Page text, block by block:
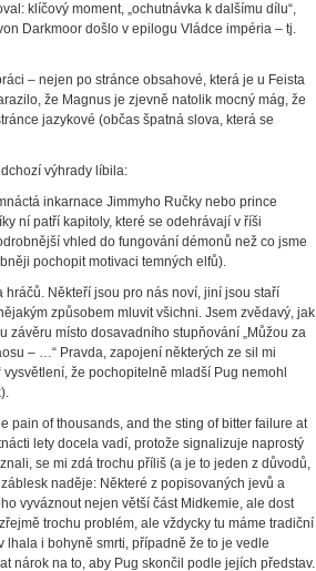
klíčový moment, „ochutnávka k dalšímu dílu“,
Darkmoor došlo v epilogu Vládce impéria – tj.
– nejen po stránce obsahové, která je u Feista
že Magnus je zjevně natolik mocný mág, že
jazykové (občas špatná slova, která se
výhrady líbila:
inkarnace Jimmyho Ručky nebo prince
ní patří kapitoly, které se odehrávají v říši
vhled do fungování démonů než co jsme
pochopit motivaci temných elfů).
Někteří jsou pro nás noví, jiní jsou staří
způsobem mluvit všichni. Jsem zvědavý, jak
místo dosavadního stupňování „Můžou za
– …“ Pravda, zapojení některých ze sil mi
že pochopitelně mladší Pug nemohl
pain of thousands, and the sting of bitter failure at
lety docela vadí, protože signalizuje naprostý
se mi zdá trochu příliš (a je to jeden z důvodů,
naděje: Některé z popisovaných jevů a
vyváznout nejen větší část Midkemie, ale dost
trochu problém, ale vždycky tu máme tradiční
lhala i bohyně smrti, případně že to je vedle
nárok na to, aby Pug skončil podle jejích představ.